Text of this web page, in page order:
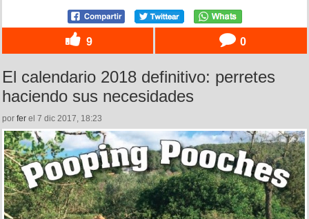
9 0
El calendario 2018 definitivo: perretes
haciendo sus necesidades
por fer el 7 dic 2017, 18:23